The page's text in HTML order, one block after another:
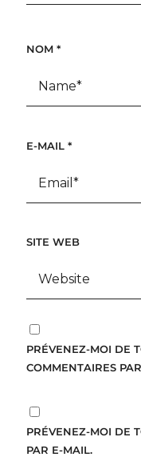
NOM *
E-MAIL *
SITE WEB
PRÉVENEZ-MOI DE
COMMENTAIRES
PRÉVENEZ-MOI DE
PAR E-MAIL.